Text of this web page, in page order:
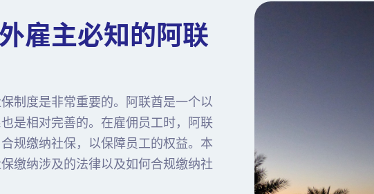
雇主必知的阿联
制度是非常重要的。阿联酋是一个以
是相对完善的。在雇佣员工时，阿联
规缴纳社保，以保障员工的权益。本
缴纳涉及的法律以及如何合规缴纳社